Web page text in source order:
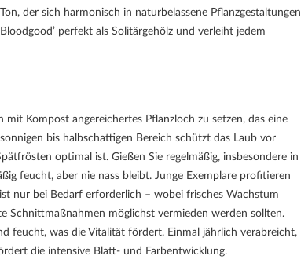
der sich harmonisch in naturbelassene Pflanzgestaltungen
perfekt als Solitärgehölz und verleiht jedem
Kompost angereichertes Pflanzloch zu setzen, das eine
bis halbschattigen Bereich schützt das Laub vor
optimal ist. Gießen Sie regelmäßig, insbesondere in
feucht, aber nie nass bleibt. Junge Exemplare profitieren
nur bei Bedarf erforderlich – wobei frisches Wachstum
Schnittmaßnahmen möglichst vermieden werden sollten.
feucht, was die Vitalität fördert. Einmal jährlich verabreicht,
die intensive Blatt- und Farbentwicklung.